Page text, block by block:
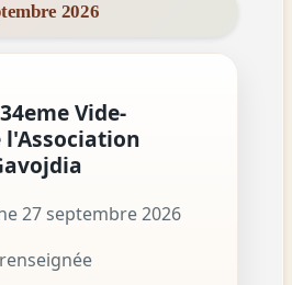
2026
Vide-
l'Association
27 septembre 2026